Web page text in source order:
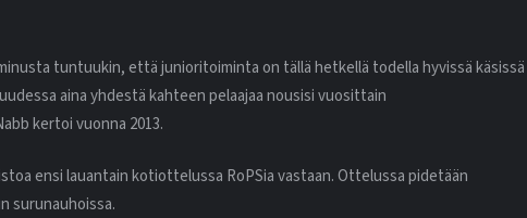
tuntuukin, että junioritoiminta on tällä hetkellä todella hyvissä käsissä
aina yhdestä kahteen pelaajaa nousisi vuosittain
kertoi vuonna 2013.
ensi lauantain kotiottelussa RoPSia vastaan. Ottelussa pidetään
surunauhoissa.